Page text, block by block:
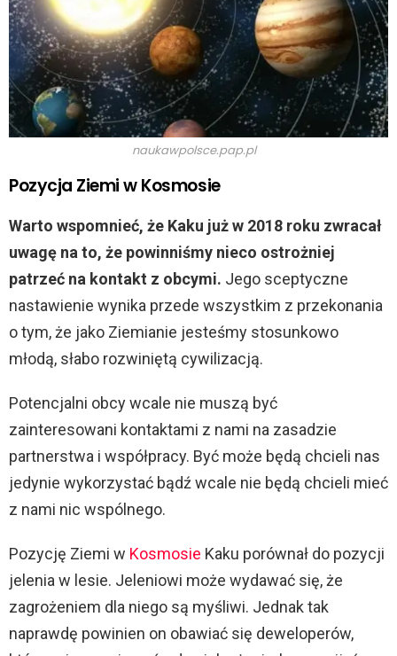
naukawpolsce.pap.pl
Pozycja Ziemi w Kosmosie
Warto wspomnieć, że Kaku już w 2018 roku zwracał
uwagę na to, że powinniśmy nieco ostrożniej
patrzeć na kontakt z obcymi. Jego sceptyczne
nastawienie wynika przede wszystkim z przekonania
o tym, że jako Ziemianie jesteśmy stosunkowo
młodą, słabo rozwiniętą cywilizacją.
Potencjalni obcy wcale nie muszą być
zainteresowani kontaktami z nami na zasadzie
partnerstwa i współpracy. Być może będą chcieli nas
jedynie wykorzystać bądź wcale nie będą chcieli mieć
z nami nic wspólnego.
Pozycję Ziemi w Kosmosie Kaku porównał do pozycji
jelenia w lesie. Jeleniowi może wydawać się, że
zagrożeniem dla niego są myśliwi. Jednak tak
naprawdę powinien on obawiać się deweloperów,